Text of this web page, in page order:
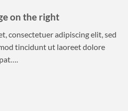
on the right
consectetuer adipiscing elit, sed
tincidunt ut laoreet dolore